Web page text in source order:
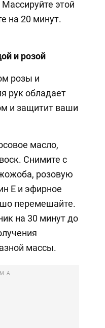
этой
на 20 минут.
и розой
розы и
рук обладает
и защитит ваши
масло,
Снимите с
розовую
Е и эфирное
перемешайте.
на 30 минут до
массы.